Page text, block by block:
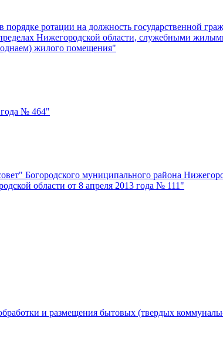
ротации на должность государственной
Нижегородской области, служебными
жилого помещения"
года № 464"
Богородского муниципального района
области от 8 апреля 2013 года № 111"
и размещения бытовых (твердых